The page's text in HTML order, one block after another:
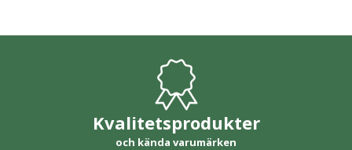
Kvalitetsprodukter
och kända varumärken